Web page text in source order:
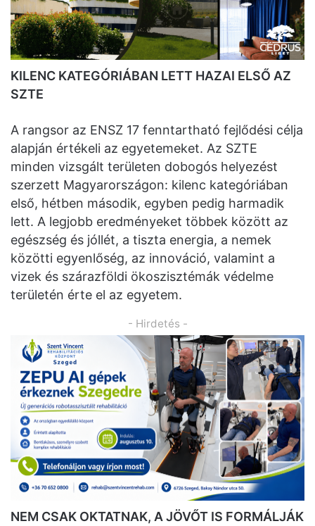
KILENC KATEGÓRIÁBAN LETT HAZAI ELSŐ AZ
SZTE
A rangsor az ENSZ 17 fenntartható fejlődési célja
alapján értékeli az egyetemeket. Az SZTE
minden vizsgált területen dobogós helyezést
szerzett Magyarországon: kilenc kategóriában
első, hétben második, egyben pedig harmadik
lett. A legjobb eredményeket többek között az
egészség és jóllét, a tiszta energia, a nemek
közötti egyenlőség, az innováció, valamint a
vizek és szárazföldi ökoszisztémák védelme
területén érte el az egyetem.
- Hirdetés -
NEM CSAK OKTATNAK, A JÖVŐT IS FORMÁLJÁK